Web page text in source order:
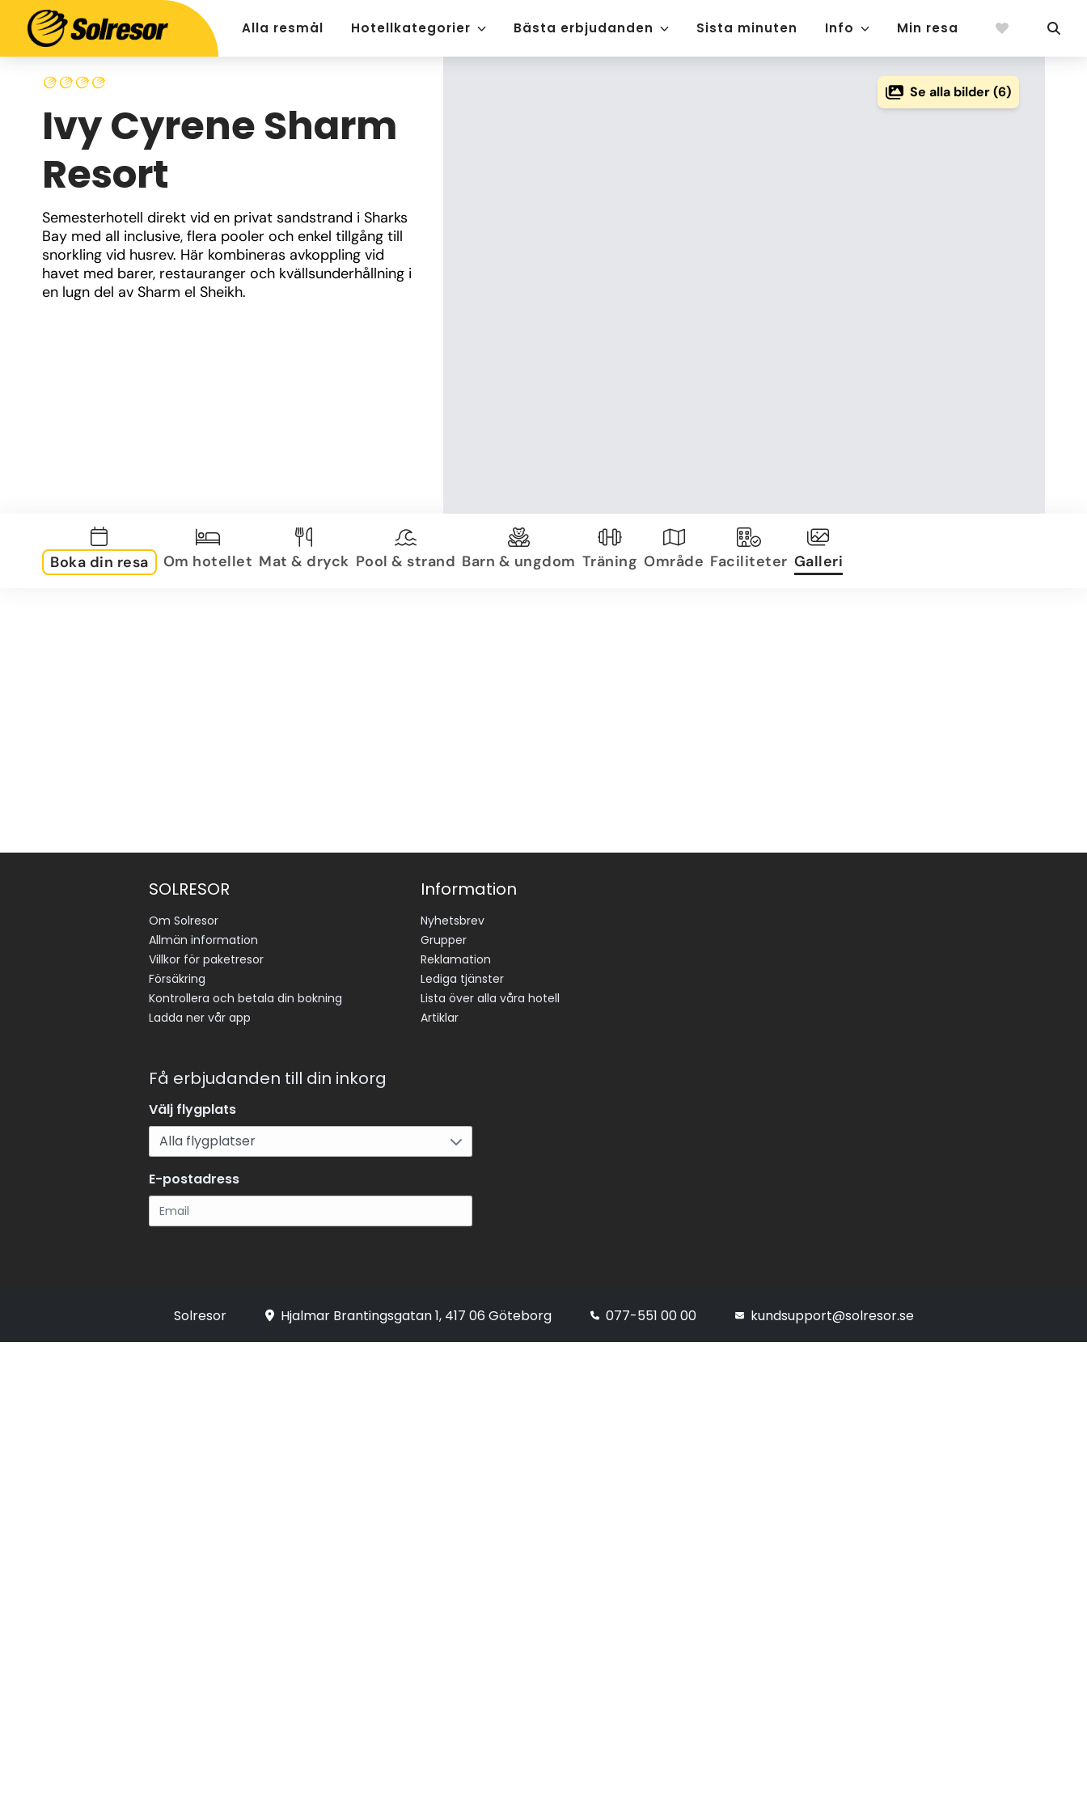
Alla resmål Hotellkategorier Bästa erbjudanden Sista minuten Info Min resa
Ivy Cyrene Sharm
Resort
Semesterhotell direkt vid en privat sandstrand i Sharks
Bay med all inclusive, flera pooler och enkel tillgång till
snorkling vid husrev. Här kombineras avkoppling vid
havet med barer, restauranger och kvällsunderhållning i
en lugn del av Sharm el Sheikh.
Se alla bilder (6)
Boka din resa Om hotellet Mat & dryck Pool & strand Barn & ungdom Träning Område Faciliteter Galleri
SOLRESOR
Om Solresor
Allmän information
Villkor för paketresor
Försäkring
Kontrollera och betala din bokning
Ladda ner vår app
Information
Nyhetsbrev
Grupper
Reklamation
Lediga tjänster
Lista över alla våra hotell
Artiklar
Få erbjudanden till din inkorg
Välj flygplats
E-postadress
Solresor Hjalmar Brantingsgatan 1, 417 06 Göteborg 077-551 00 00 kundsupport@solresor.se